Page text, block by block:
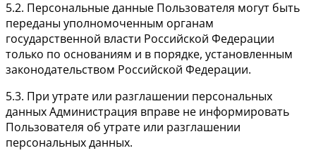
5.2. Персональные данные Пользователя могут быть
переданы уполномоченным органам
государственной власти Российской Федерации
только по основаниям и в порядке, установленным
законодательством Российской Федерации.
5.3. При утрате или разглашении персональных
данных Администрация вправе не информировать
Пользователя об утрате или разглашении
персональных данных.